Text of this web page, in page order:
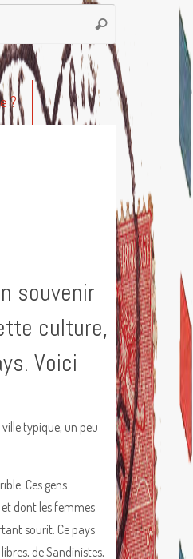
:
Rechercher
?
souvenir
culture,
Voici
typique, un peu
Ces gens
dont les femmes
sourit. Ce pays
de Sandinistes,